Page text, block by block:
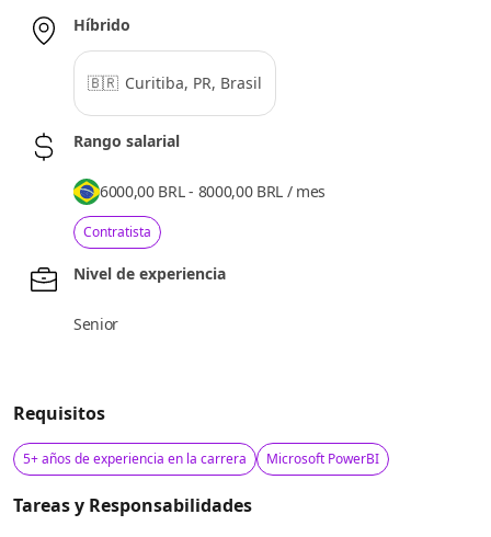
Híbrido
🇧🇷 Curitiba, PR, Brasil
Rango salarial
6000,00 BRL - 8000,00 BRL / mes
Contratista
Nivel de experiencia
Senior
Requisitos
5+ años de experiencia en la carrera Microsoft PowerBI
Tareas y Responsabilidades